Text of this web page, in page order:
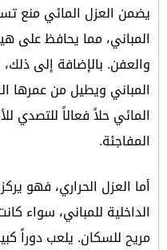
يضمن العزل المائي منع
المباني، مما يحافظ على
والعفن. بالإضافة إلى
المباني ويطيل من عمرها
المائي حلاً فعالاً للتصدي
المفاجئة.
أما العزل الحراري، فهو
الداخلية للمباني، سواء
مريح للسكان. يلعب دوراً